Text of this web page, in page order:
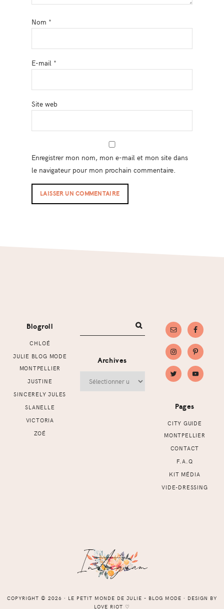
Nom *
E-mail *
Site web
Enregistrer mon nom, mon e-mail et mon site dans
le navigateur pour mon prochain commentaire.
Blogroll
CHLOÉ
JULIE BLOG MODE
MONTPELLIER
JUSTINE
SINCERELY JULES
SLANELLE
VICTORIA
ZOÉ
Archives
Pages
CITY GUIDE
MONTPELLIER
CONTACT
F.A.Q
KIT MÉDIA
VIDE-DRESSING
COPYRIGHT © 2026 ⸱ LE PETIT MONDE DE JULIE - BLOG MODE ⸱ DESIGN BY
LOVE RIOT ♡